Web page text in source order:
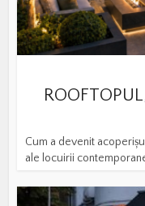
Cum a devenit
ale locuirii